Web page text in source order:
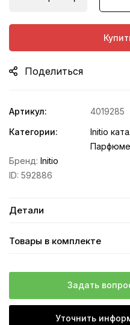
Поделиться
Артикул:
4019285
Категории:
Initio
Бренд: Initio
ID: 592886
Детали
Товары в комплекте
Задать
Уточнить